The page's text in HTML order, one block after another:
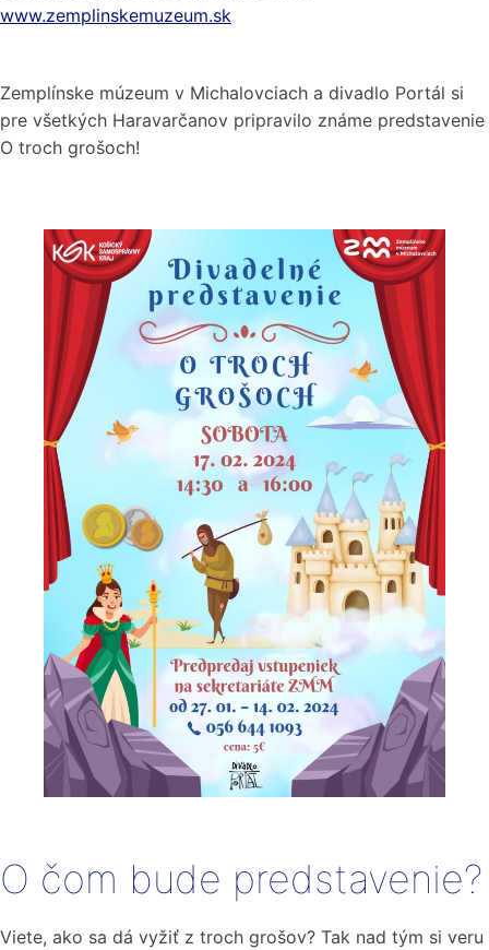
www.zemplinskemuzeum.sk
Zemplínske múzeum v Michalovciach a divadlo Portál si
pre všetkých Haravarčanov pripravilo známe predstavenie
O troch grošoch!
O čom bude predstavenie?
Viete, ako sa dá vyžiť z troch grošov? Tak nad tým si veru